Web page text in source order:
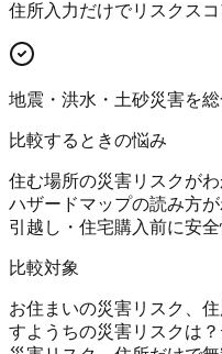
住所入力だけでリスクス
地震・洪水・土砂災害を
比較するときの悩み
住む場所の災害リスクが
ハザードマップの読み方
引越し・住宅購入前に安
比較対象
お住まいの災害リスク、
すよ うちの災害リスクは？